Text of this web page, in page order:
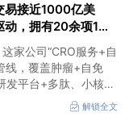
易接近1000亿美
，拥有20余项1类
重大领域
家公司“CRO服务+自
线，覆盖肿瘤+自免
发平台+多肽、小核
成果正逐步兑现。解锁全文